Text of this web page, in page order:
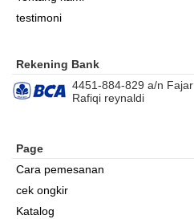
testimoni
Rekening Bank
4451-884-829 a/n Fajar
Rafiqi reynaldi
Page
Cara pemesanan
cek ongkir
Katalog